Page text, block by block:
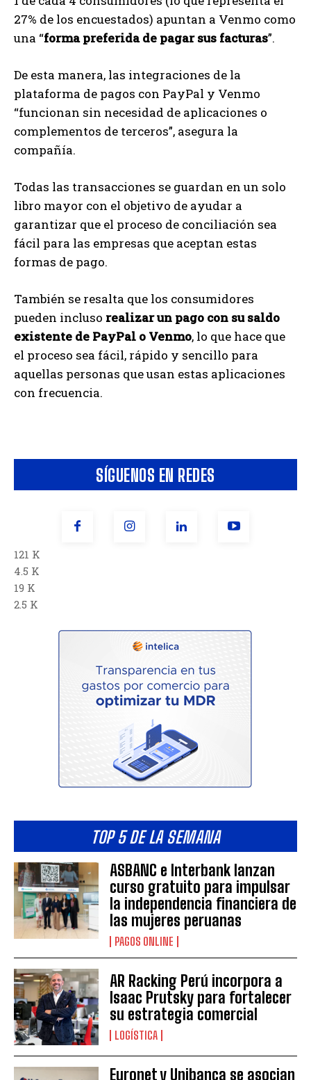
SÍGUENOS EN REDES
121 K
4.5 K
19 K
2.5 K
TOP 5 DE LA SEMANA
ASBANC e Interbank lanzan
curso gratuito para impulsar
la independencia financiera de
las mujeres peruanas
PAGOS ONLINE
AR Racking Perú incorpora a
Isaac Prutsky para fortalecer
su estrategia comercial
LOGÍSTICA
Euronet y Unibanca se asocian
27% de los encuestados) apuntan a Venmo como
una “forma preferida de pagar sus facturas”.
De esta manera, las integraciones de la
plataforma de pagos con PayPal y Venmo
“funcionan sin necesidad de aplicaciones o
complementos de terceros”, asegura la
compañía.
Todas las transacciones se guardan en un solo
libro mayor con el objetivo de ayudar a
garantizar que el proceso de conciliación sea
fácil para las empresas que aceptan estas
formas de pago.
También se resalta que los consumidores
pueden incluso realizar un pago con su saldo
existente de PayPal o Venmo, lo que hace que
el proceso sea fácil, rápido y sencillo para
aquellas personas que usan estas aplicaciones
con frecuencia.